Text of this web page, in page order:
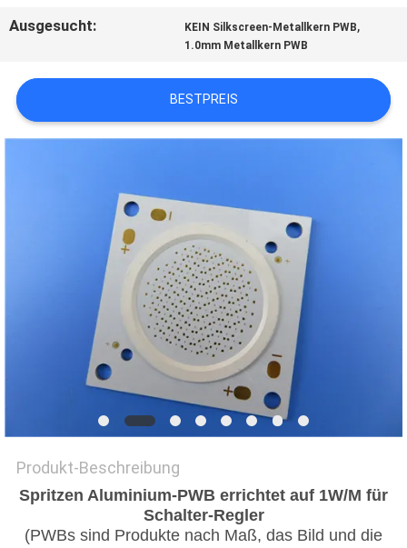
NEUIGKEITEN
FÄLLE
DATENSCHUTZRICHTLINIE
Ausgesucht: KEIN Silkscreen-Metallkern PWB,
1.0mm Metallkern PWB
BESTPREIS
Produkt-Beschreibung
Spritzen Aluminium-PWB errichtet auf 1W/M für
Schalter-Regler
(PWBs sind Produkte nach Maß, das Bild und die